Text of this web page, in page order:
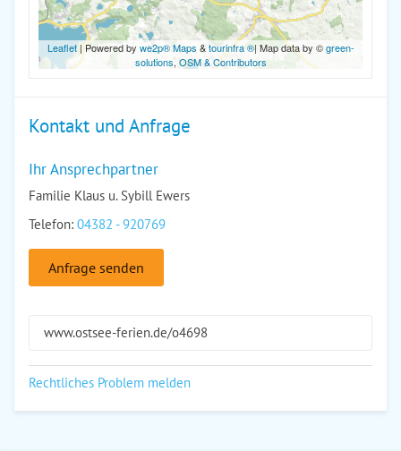
Leaflet| Powered by we2p® Maps &tourinfra ®| Map data by ©green-
solutions, OSM & Contributors
Kontakt und Anfrage
Ihr Ansprechpartner
Familie Klaus u. Sybill Ewers
Telefon: 04382 - 920769
Anfrage senden
www.ostsee-ferien.de/o4698
Rechtliches Problem melden